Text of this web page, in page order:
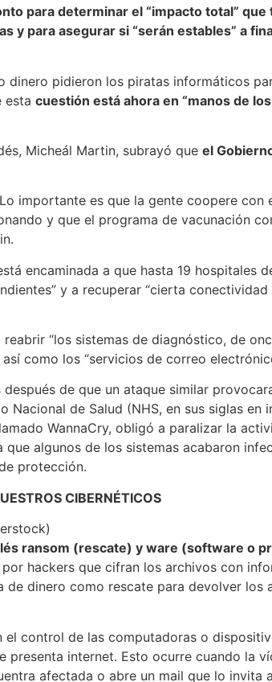
para determinar el “impacto total” que
y para asegurar si “serán estables” a
dinero pidieron los piratas informáticos
esta cuestión está ahora en “manos de
Micheál Martin, subrayó que el
importante es que la gente coopere con
y que el programa de vacunación
encaminada a que hasta 19 hospitales
y a recuperar “cierta conectividad
“los sistemas de diagnóstico, de
como los “servicios de correo
de que un ataque similar
Nacional de Salud (NHS, en sus siglas en
WannaCry, obligó a paralizar la
algunos de los sistemas acabaron
protección.
CIBERNÉTICOS
ransom (rescate) y ware (software o
hackers que cifran los archivos con
de dinero como rescate para devolver los
el control de las computadoras o
presenta internet. Esto ocurre cuando la
afectada o abre un mail que lo invita